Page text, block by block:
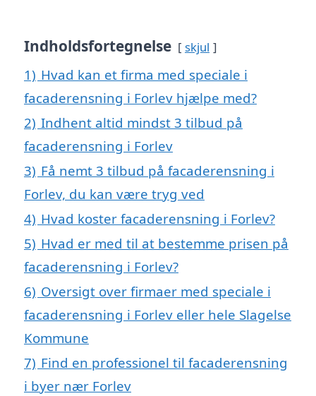
Indholdsfortegnelse skjul
1) Hvad kan et firma med speciale i
facaderensning i Forlev hjælpe med?
2) Indhent altid mindst 3 tilbud på
facaderensning i Forlev
3) Få nemt 3 tilbud på facaderensning i
Forlev, du kan være tryg ved
4) Hvad koster facaderensning i Forlev?
5) Hvad er med til at bestemme prisen på
facaderensning i Forlev?
6) Oversigt over firmaer med speciale i
facaderensning i Forlev eller hele Slagelse
Kommune
7) Find en professionel til facaderensning
i byer nær Forlev